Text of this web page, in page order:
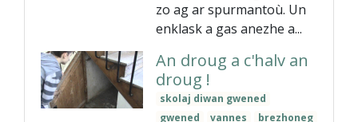
zo ag ar spurmantoù. Un
enklask a gas anezhe a...
An droug a c'halv an
droug !
skolaj diwan gwened
gwened
vannes
brezhoneg